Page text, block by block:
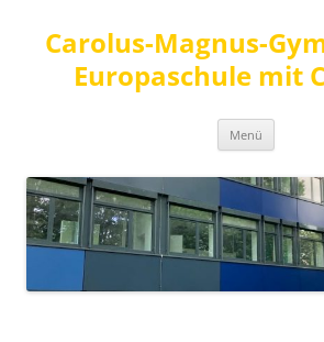
Carolus-Magnus-
Europaschule mit
Menü